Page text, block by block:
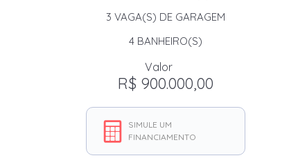
3 VAGA(S) DE GARAGEM
4 BANHEIRO(S)
Valor
R$ 900.000,00
SIMULE UM
FINANCIAMENTO